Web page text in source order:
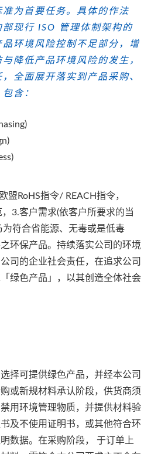
为首要任务。具体的作法
部现行 ISO 管理体制架构的
环境风险控制不足部分，增
降低产品环境风险的发生，
全面展开落实到产品采购、
含：
盟RoHS指令/ REACH指令，
， 3.客户需求(依客户所要求的当
符合省能源、无毒或是低毒
环保产品。持续落实公司的环境
司的企业社会责任，在追求公司
绿色产品」，以其创造全体社会
择可提供绿色产品，并经本公司
或新规材料承认阶段，供货商须
用环境管理物质，并提供材料验
及不使用证明书，或其他符合环
数据。在采购阶段， 于订单上